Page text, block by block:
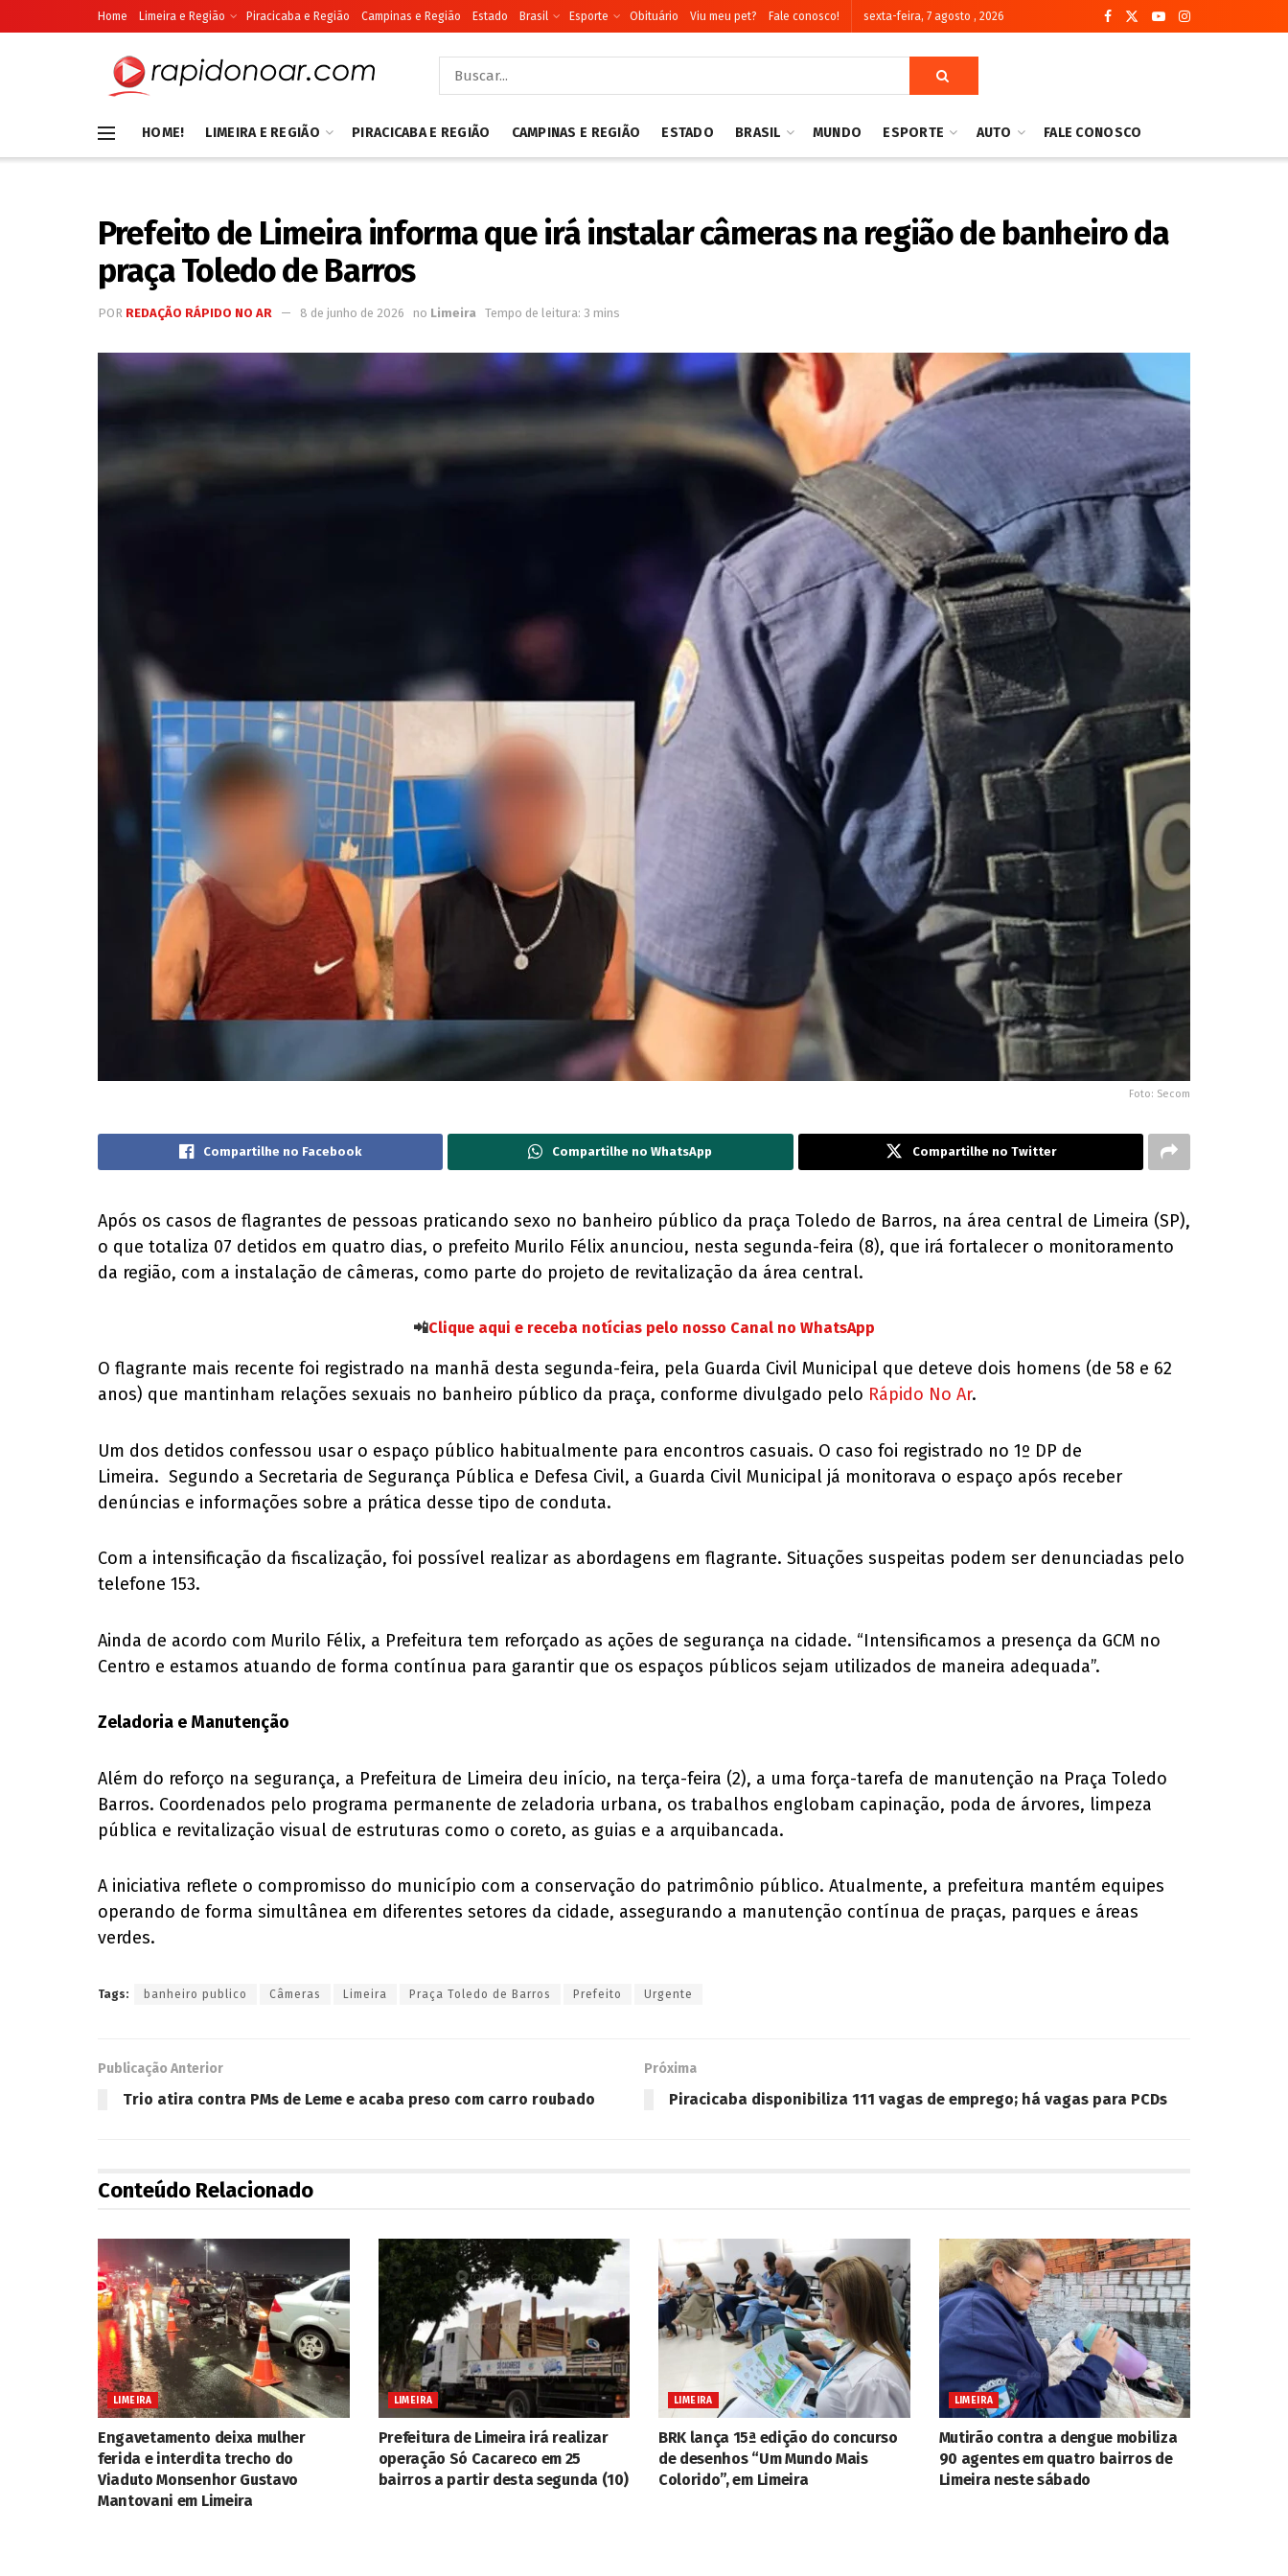
Home Limeira e Região Piracicaba e Região Campinas e Região Estado Brasil Esporte Obituário Viu meu pet? Fale conosco! sexta-feira, 7 agosto , 2026
HOME! LIMEIRA E REGIÃO PIRACICABA E REGIÃO CAMPINAS E REGIÃO ESTADO BRASIL MUNDO ESPORTE AUTO FALE CONOSCO
Prefeito de Limeira informa que irá instalar câmeras na região de banheiro da
praça Toledo de Barros
POR REDAÇÃO RÁPIDO NO AR 8 de junho de 2026 no Limeira Tempo de leitura: 3 mins
Foto: Secom
Compartilhe no Facebook Compartilhe no WhatsApp Compartilhe no Twitter
Após os casos de flagrantes de pessoas praticando sexo no banheiro público da praça Toledo de Barros, na área central de Limeira (SP),
o que totaliza 07 detidos em quatro dias, o prefeito Murilo Félix anunciou, nesta segunda-feira (8), que irá fortalecer o monitoramento
da região, com a instalação de câmeras, como parte do projeto de revitalização da área central.
📲Clique aqui e receba notícias pelo nosso Canal no WhatsApp
O flagrante mais recente foi registrado na manhã desta segunda-feira, pela Guarda Civil Municipal que deteve dois homens (de 58 e 62
anos) que mantinham relações sexuais no banheiro público da praça, conforme divulgado pelo Rápido No Ar.
Um dos detidos confessou usar o espaço público habitualmente para encontros casuais. O caso foi registrado no 1º DP de
Limeira. Segundo a Secretaria de Segurança Pública e Defesa Civil, a Guarda Civil Municipal já monitorava o espaço após receber
denúncias e informações sobre a prática desse tipo de conduta.
Com a intensificação da fiscalização, foi possível realizar as abordagens em flagrante. Situações suspeitas podem ser denunciadas pelo
telefone 153.
Ainda de acordo com Murilo Félix, a Prefeitura tem reforçado as ações de segurança na cidade. “Intensificamos a presença da GCM no
Centro e estamos atuando de forma contínua para garantir que os espaços públicos sejam utilizados de maneira adequada”.
Zeladoria e Manutenção
Além do reforço na segurança, a Prefeitura de Limeira deu início, na terça-feira (2), a uma força-tarefa de manutenção na Praça Toledo
Barros. Coordenados pelo programa permanente de zeladoria urbana, os trabalhos englobam capinação, poda de árvores, limpeza
pública e revitalização visual de estruturas como o coreto, as guias e a arquibancada.
A iniciativa reflete o compromisso do município com a conservação do patrimônio público. Atualmente, a prefeitura mantém equipes
operando de forma simultânea em diferentes setores da cidade, assegurando a manutenção contínua de praças, parques e áreas
verdes.
Tags: banheiro publico Câmeras Limeira Praça Toledo de Barros Prefeito Urgente
Publicação Anterior
Trio atira contra PMs de Leme e acaba preso com carro roubado
Próxima
Piracicaba disponibiliza 111 vagas de emprego; há vagas para PCDs
Conteúdo Relacionado
LIMEIRA
Engavetamento deixa mulher
ferida e interdita trecho do
Viaduto Monsenhor Gustavo
Mantovani em Limeira
LIMEIRA
Prefeitura de Limeira irá realizar
operação Só Cacareco em 25
bairros a partir desta segunda (10)
LIMEIRA
BRK lança 15ª edição do concurso
de desenhos “Um Mundo Mais
Colorido”, em Limeira
LIMEIRA
Mutirão contra a dengue mobiliza
90 agentes em quatro bairros de
Limeira neste sábado